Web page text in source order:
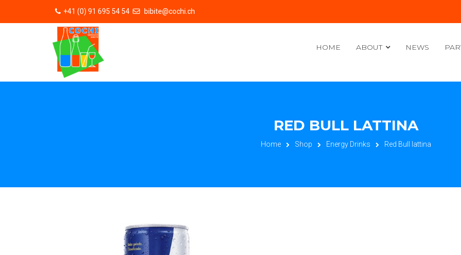
+41 (0) 91 695 54 54 bibite@cochi.ch
HOME ABOUT NEWS
RED BULL LATTINA
Home Shop Energy Drinks Red Bull lattina